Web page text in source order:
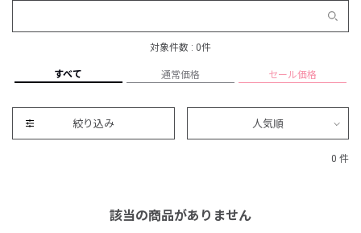
対象件数 : 0件
すべて 通常価格 セール価格
絞り込み 人気順
0 件
該当の商品がありません